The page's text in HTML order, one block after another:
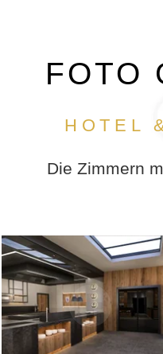
FOTO
HOTEL
Die Zimmern